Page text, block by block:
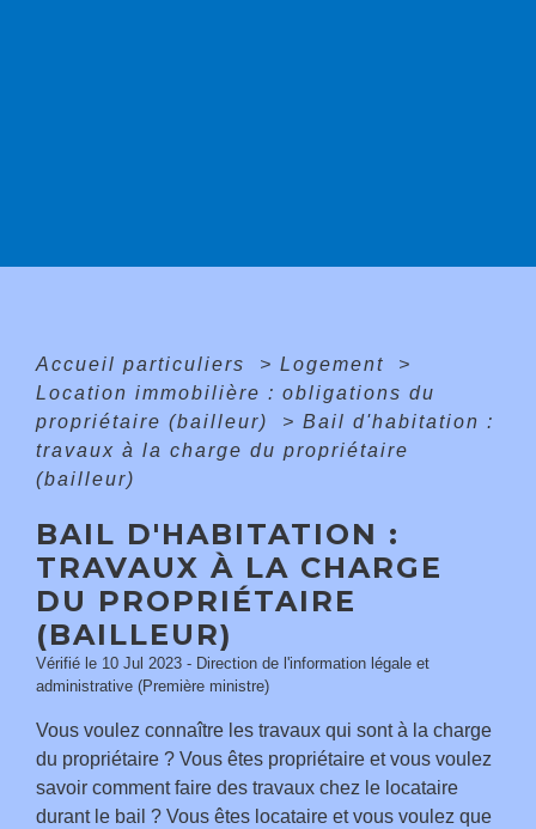
Accueil particuliers > Logement
>
Location immobilière : obligations du
propriétaire (bailleur)
> Bail d'habitation :
travaux à la charge du propriétaire
(bailleur)
BAIL D'HABITATION :
TRAVAUX À LA CHARGE
DU PROPRIÉTAIRE
(BAILLEUR)
Vérifié le 10 Jul 2023 - Direction de l'information légale et
administrative (Première ministre)
Vous voulez connaître les travaux qui sont à la charge
du propriétaire ? Vous êtes propriétaire et vous voulez
savoir comment faire des travaux chez le locataire
durant le bail ? Vous êtes locataire et vous voulez que